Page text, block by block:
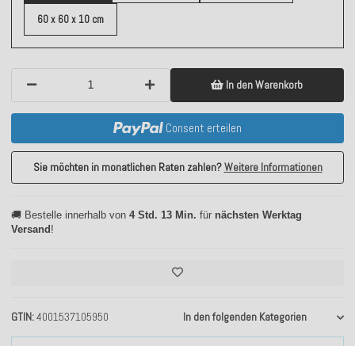
GTIN 4001537105950 In den folgenden Kategorien
60 x 60 x 10 cm
In den Warenkorb
Consent erteilen
Sie möchten in monatlichen Raten zahlen?Weitere Informationen
🚚 Bestelle innerhalb von 4 Std. 13 Min. für nächsten Werktag
Versand!